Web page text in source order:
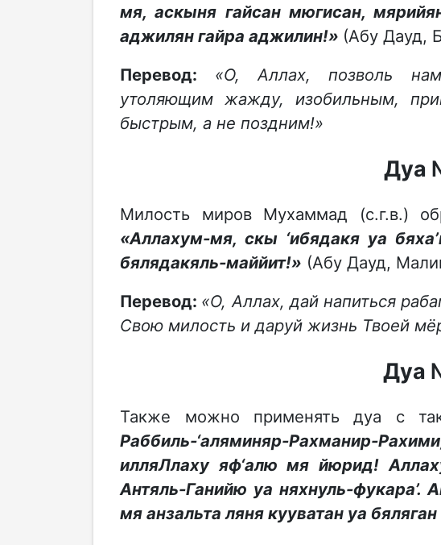
мя, аскыня гайсан мюгисан,
аджилян гайра аджилин!» (Абу Дауд,
Перевод: «О, Аллах, позволь
утоляющим жажду, изобильным,
быстрым, а не поздним!»
Дуа
Милость миров Мухаммад (с.г.в.)
«Аллахум-мя, скы ‘ибядакя уа
бялядакяль-маййит!» (Абу Дауд,
Перевод: «О, Аллах, дай напиться
Свою милость и даруй жизнь Твоей
Дуа
Также можно применять дуа с
Раббиль-‘аляминяр-Рахманир-
илляЛлаху яф‘алю мя йюрид!
Антяль-Ганийю уа няхнуль-фукара’.
мя анзальта ляня кууватан уа